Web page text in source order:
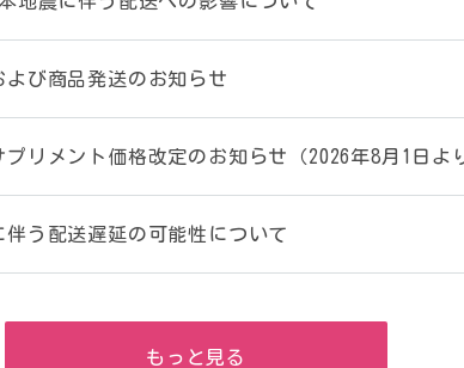
よび商品発送のお知らせ
プリメント価格改定のお知らせ（2026年8月1日よ
伴う配送遅延の可能性について
もっと見る